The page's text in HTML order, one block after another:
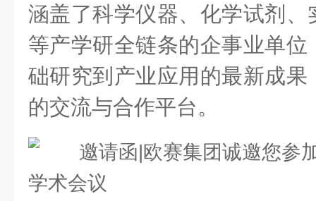
涵盖了科学仪器、化学试剂
等产学研全链条的企事业单
础研究到产业应用的最新成
的交流与合作平台。